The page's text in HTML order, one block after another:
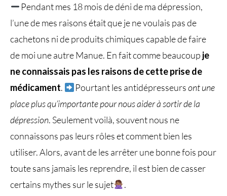
Pendant mes 18 mois de déni de ma dépression,
l’une de mes raisons était que je ne voulais pas de
cachetons ni de produits chimiques capable de faire
de moi une autre Manue. En fait comme beaucoup je
ne connaissais pas les raisons de cette prise de
médicament. Pourtant les antidépresseursont une
place plus qu’importante pour nous aider à sortir de la
dépression. Seulement voilà, souvent nous ne
connaissons pas leurs rôles et comment bien les
utiliser. Alors, avant de les arrêter une bonne fois pour
toute sans jamais les reprendre, il est bien de casser
certains mythes sur le sujet
.